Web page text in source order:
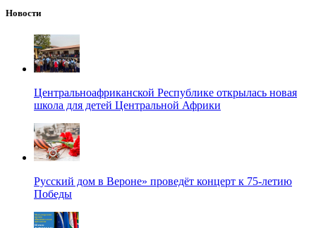
Новости
Центральноафриканской Республике открылась новая
школа для детей Центральной Африки
Русский дом в Вероне» проведёт концерт к 75-летию
Победы